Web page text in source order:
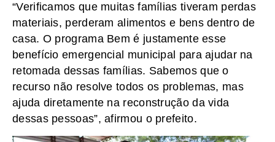
“Verificamos que muitas famílias tiveram perdas
materiais, perderam alimentos e bens dentro de
casa. O programa Bem é justamente esse
benefício emergencial municipal para ajudar na
retomada dessas famílias. Sabemos que o
recurso não resolve todos os problemas, mas
ajuda diretamente na reconstrução da vida
dessas pessoas”, afirmou o prefeito.